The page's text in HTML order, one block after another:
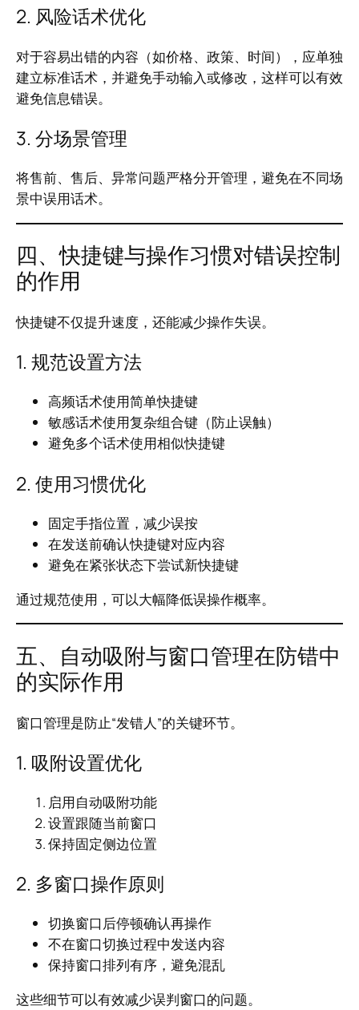
2. 风险话术优化
对于容易出错的内容（如价格、政策、时间），应单独
建立标准话术，并避免手动输入或修改，这样可以有效
避免信息错误。
3. 分场景管理
将售前、售后、异常问题严格分开管理，避免在不同场
景中误用话术。
四、快捷键与操作习惯对错误控制
的作用
快捷键不仅提升速度，还能减少操作失误。
1. 规范设置方法
高频话术使用简单快捷键
敏感话术使用复杂组合键（防止误触）
避免多个话术使用相似快捷键
2. 使用习惯优化
固定手指位置，减少误按
在发送前确认快捷键对应内容
避免在紧张状态下尝试新快捷键
通过规范使用，可以大幅降低误操作概率。
五、自动吸附与窗口管理在防错中
的实际作用
窗口管理是防止“发错人”的关键环节。
1. 吸附设置优化
启用自动吸附功能
设置跟随当前窗口
保持固定侧边位置
2. 多窗口操作原则
切换窗口后停顿确认再操作
不在窗口切换过程中发送内容
保持窗口排列有序，避免混乱
这些细节可以有效减少误判窗口的问题。